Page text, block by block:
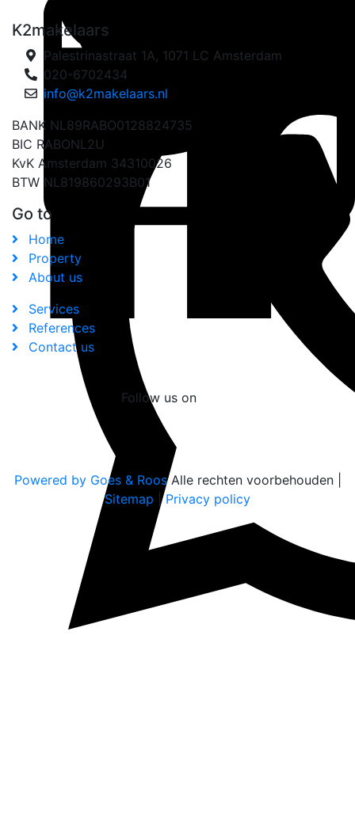
K2makelaars
Palestrinastraat 1A, 1071 LC Amsterdam
020-6702434
info@k2makelaars.nl
BANK NL89RABO0128824735
BIC RABONL2U
KvK Amsterdam 34310026
BTW NL819860293B01
Go to
Home
Property
About us
Services
References
Contact us
Follow us on
Powered by Goes & Roos Alle rechten voorbehouden
Sitemap |Privacy policy